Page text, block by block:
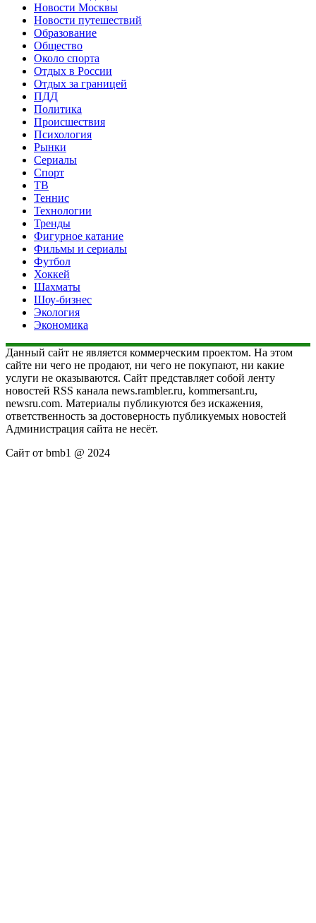
Новости Москвы
Новости путешествий
Образование
Общество
Около спорта
Отдых в России
Отдых за границей
ПДД
Политика
Происшествия
Психология
Рынки
Сериалы
Спорт
ТВ
Теннис
Технологии
Тренды
Фигурное катание
Фильмы и сериалы
Футбол
Хоккей
Шахматы
Шоу-бизнес
Экология
Экономика
Данный сайт не является коммерческим проектом. На этом
сайте ни чего не продают, ни чего не покупают, ни какие
услуги не оказываются. Сайт представляет собой ленту
новостей RSS канала news.rambler.ru, kommersant.ru,
newsru.com. Материалы публикуются без искажения,
ответственность за достоверность публикуемых новостей
Администрация сайта не несёт.
Сайт от bmb1 @ 2024